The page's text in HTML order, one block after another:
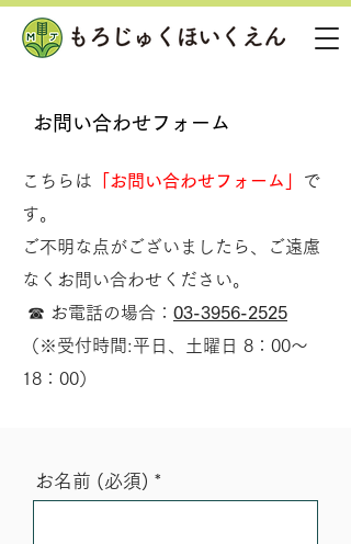
お問い合わせフォーム
こちらは 「お問い合わせフォーム」
で
す。
ご不明な点がございましたら、ご遠慮
なくお問い合わせください。
☎ お電話の場合： 03-3956-2525
（※受付時間:平日、土曜日 8：00～
18：00）
お名前 (必須)